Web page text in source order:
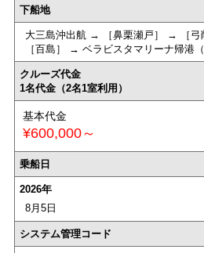
下船地
大三島沖出航 → ［鼻栗瀬戸］ → ［
［百島］ → ベラビスタマリーナ帰港
クルーズ代金
1名代金（2名1室利用）
基本代金
¥600,000～
乗船日
2026年
8月5日
システム管理コード